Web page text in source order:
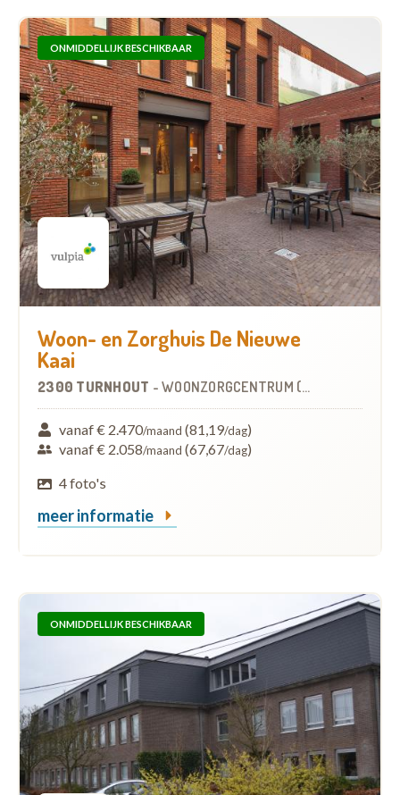
ONMIDDELLIJK BESCHIKBAAR
Woon- en Zorghuis De Nieuwe
Kaai
2300 TURNHOUT - WOONZORGCENTRUM (WZC)
vanaf € 2.470/maand (81,19/dag)
vanaf € 2.058/maand (67,67/dag)
4 foto's
meer informatie
ONMIDDELLIJK BESCHIKBAAR